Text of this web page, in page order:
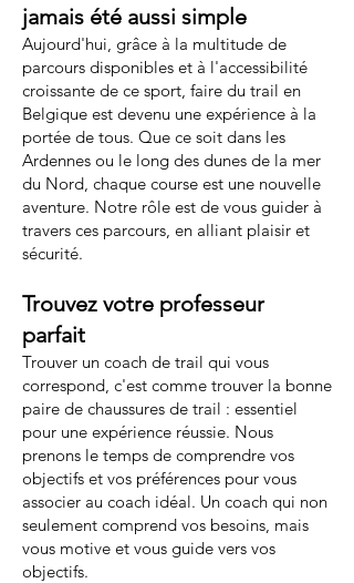
jamais été aussi simple
Aujourd'hui, grâce à la multitude de
parcours disponibles et à l'accessibilité
croissante de ce sport, faire du trail en
Belgique est devenu une expérience à la
portée de tous. Que ce soit dans les
Ardennes ou le long des dunes de la mer
du Nord, chaque course est une nouvelle
aventure. Notre rôle est de vous guider à
travers ces parcours, en alliant plaisir et
sécurité.
Trouvez votre professeur
parfait
Trouver un coach de trail qui vous
correspond, c'est comme trouver la bonne
paire de chaussures de trail : essentiel
pour une expérience réussie. Nous
prenons le temps de comprendre vos
objectifs et vos préférences pour vous
associer au coach idéal. Un coach qui non
seulement comprend vos besoins, mais
vous motive et vous guide vers vos
objectifs.